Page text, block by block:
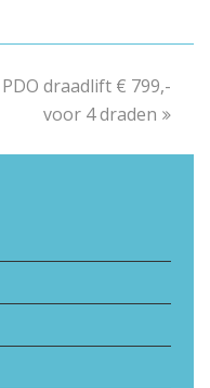
next
post:
PDO draadlift € 799,-
voor 4 draden